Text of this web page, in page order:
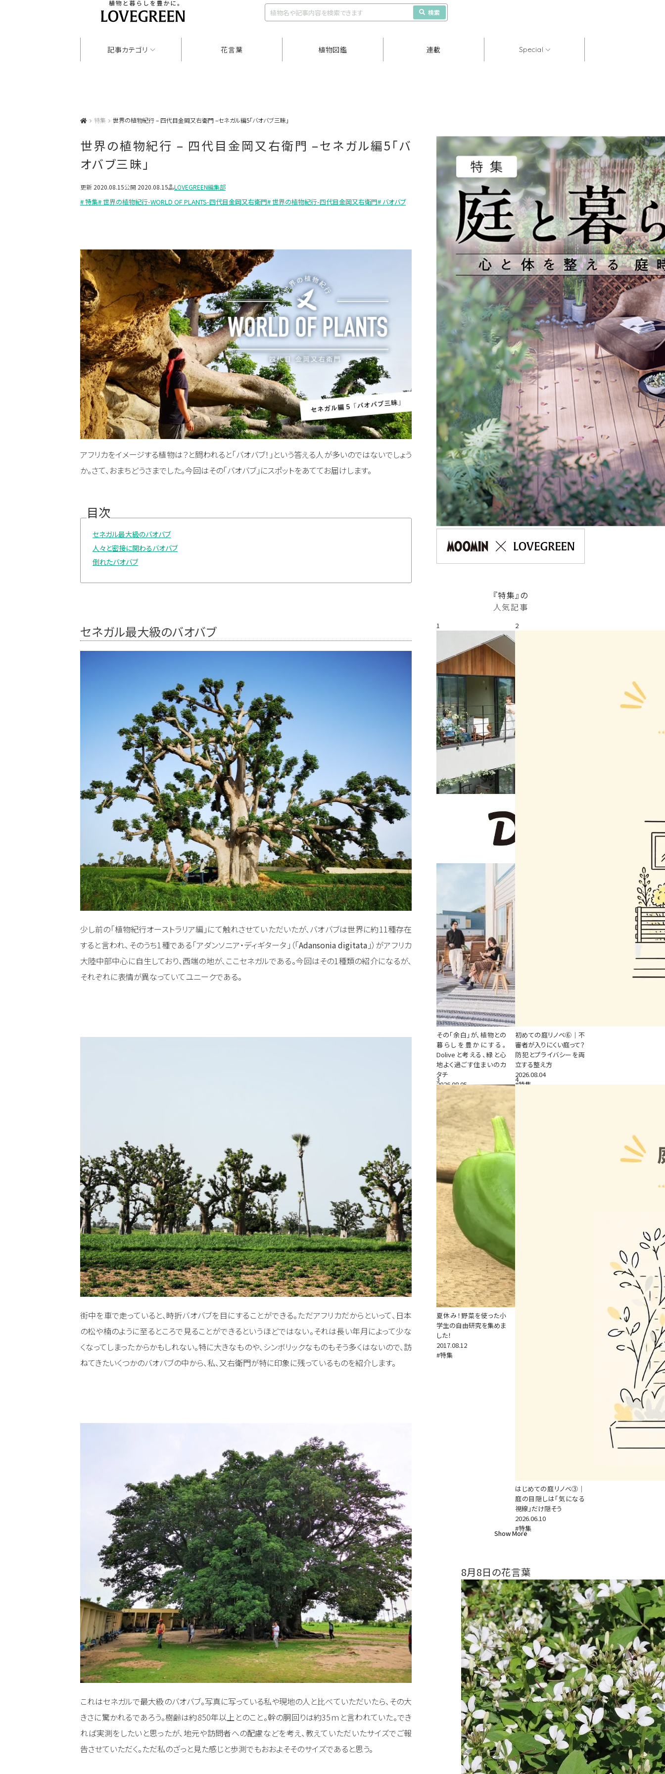
検索
記事カテゴリ 花言葉 植物図鑑 連載 Special
特集 世界の植物紀行 – 四代目金岡又右衛門 –セネガル編5「バオバブ三昧」
世界の植物紀行 – 四代目金岡又右衛門 –セネガル編5「バ
オバブ三昧」
更新 2020.08.15公開 2020.08.15 LOVEGREEN編集部
# 特集# 世界の植物紀行-WORLD OF PLANTS-四代目金岡又右衛門# 世界の植物紀行-四代目金岡又右衛門# バオバブ
アフリカをイメージする植物は？と問われると「バオバブ！」という答える人が多いのではないでしょう
か。さて、おまちどうさまでした。今回はその「バオバブ」にスポットをあててお届けします。
目次
セネガル最大級のバオバブ
人々と密接に関わるバオバブ
倒れたバオバブ
セネガル最大級のバオバブ
少し前の「植物紀行オーストラリア編」にて触れさせていただいたが、バオバブは世界に約11種存在
すると言われ、そのうち1種である「アダンソニア・ディギタータ」（「Adansonia digitata 」）がアフリカ
大陸中部中心に自生しており、西端の地が、ここセネガルである。今回はその1種類の紹介になるが、
それぞれに表情が異なっていてユニークである。
街中を車で走っていると、時折バオバブを目にすることができる。ただアフリカだからといって、日本
の松や楠のように至るところで見ることができるというほどではない。それは長い年月によって少な
くなってしまったからかもしれない。特に大きなものや、シンボリックなものもそう多くはないので、訪
ねてきたいくつかのバオバブの中から、私、又右衛門が特に印象に残っているものを紹介します。
これはセネガルで最大級のバオバブ。写真に写っている私や現地の人と比べていただいたら、その大
きさに驚かれるであろう。樹齢は約850年以上とのこと。幹の胴回りは約35ｍと言われていた。でき
れば実測をしたいと思ったが、地元や訪問者への配慮などを考え、教えていただいたサイズでご報
告させていただく。ただ私のざっと見た感じと歩測でもおおよそそのサイズであると思う。
『特集』の
人気記事
1
その「余白」が、植物との
暮らしを豊かにする。
Doliveと考える、緑と心
地よく過ごす住まいのカ
タチ
2026.08.05
#特集
2
初めての庭リノベ⑥｜不
審者が入りにくい庭って？
防犯とプライバシーを両
立する整え方
2026.08.04
#特集
3
夏休み！野菜を使った小
学生の自由研究を集めま
した！
2017.08.12
#特集
4
はじめての庭リノベ③｜
庭の目隠しは「気になる
視線」だけ隠そう
2026.06.10
#特集
Show More
8月8日の花言葉